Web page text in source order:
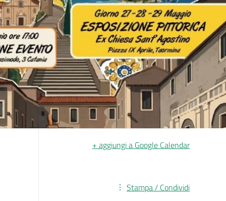
+ aggiungi a Google Calendar
Stampa / Condividi